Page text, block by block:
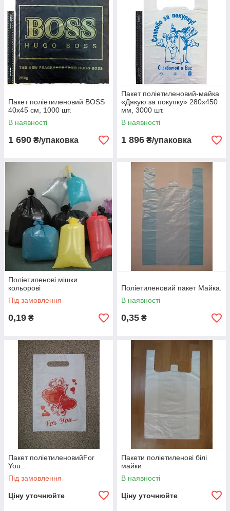
Пакет поліетиленовий BOSS
40х45 см, 1000 шт.
В наявності
1 690 ₴/упаковка
Пакет поліетиленовий-майка
«Дякую за покупку» 280х450
мм, 3000 шт.
В наявності
1 896 ₴/упаковка
Поліетиленові мішки
кольорові
Під замовлення
0,19 ₴
Поліетиленовий пакет Майка.
В наявності
0,35 ₴
Пакет поліетиленовийFor
You...
Під замовлення
Ціну уточнюйте
Пакети поліетиленові білі
майки
В наявності
Ціну уточнюйте